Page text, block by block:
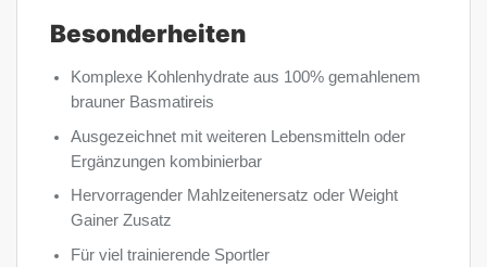
Besonderheiten
Komplexe Kohlenhydrate aus 100% gemahlenem
brauner Basmatireis
Ausgezeichnet mit weiteren Lebensmitteln oder
Ergänzungen kombinierbar
Hervorragender Mahlzeitenersatz oder Weight
Gainer Zusatz
Für viel trainierende Sportler